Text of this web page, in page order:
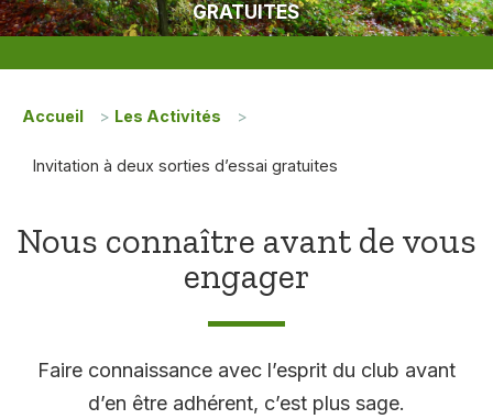
GRATUITES
Accueil > Les Activités >
Invitation à deux sorties d’essai gratuites
Nous connaître avant de vous
engager
Faire connaissance avec l’esprit du club avant
d’en être adhérent, c’est plus sage.